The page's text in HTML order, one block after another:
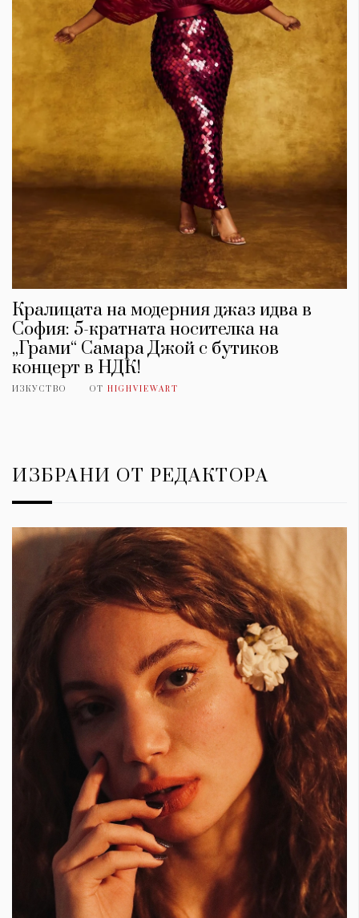
Кралицата на модерния джаз идва в
София: 5-кратната носителка на
„Грами“ Самара Джой с бутиков
концерт в НДК!
ИЗКУСТВО ОТ HIGHVIEWART
ИЗБРАНИ ОТ РЕДАКТОРА